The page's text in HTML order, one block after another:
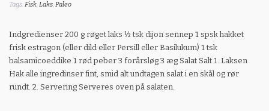
Tags:Fisk, Laks, Paleo
Indgredienser 200 g røget laks ½ tsk dijon sennep 1 spsk hakket
frisk estragon (eller dild eller Persill eller Basilukum) 1 tsk
balsamicoeddike 1 rød peber 3 forårsløg 3 æg Salat Salt 1. Laksen
Hak alle ingredinser fint, smid alt undtagen salat i en skål og rør
rundt. 2. Servering Serveres oven på salaten.